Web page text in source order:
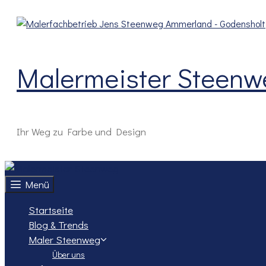
Inhalt
Malermeister
Ihr Weg zu Farbe und Design
Menü
Startseite
Blog & Trends
Maler Steenweg
Über uns